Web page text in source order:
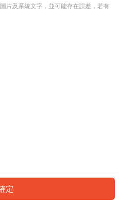
片及系統文字，並可能存在誤差，若有
定